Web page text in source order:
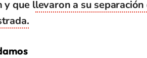
y que llevaron a su